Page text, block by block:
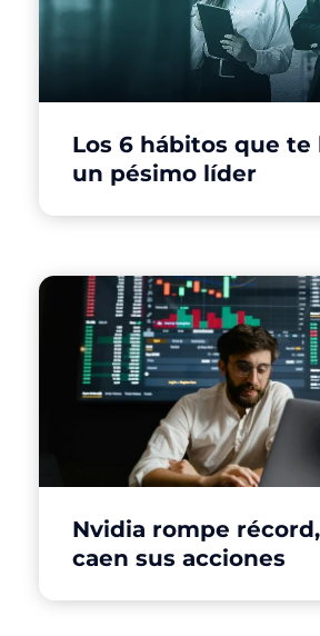
Los 6 hábitos que te
un pésimo líder
Nvidia rompe
caen sus acciones